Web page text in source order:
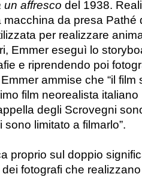
un affresco del 1938.
da presa Pathé
per realizzare
Emmer eseguì lo
e riprendendo poi
ammise che “il film
film neorealista
degli Scrovegni
limitato a filmarlo”.
proprio sul doppio
fotografi che